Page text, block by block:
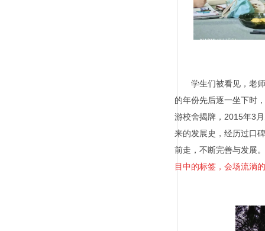
学生们被看见，老
的年份先后逐一坐下时
游校舍揭牌， 2015年3
来的发展史，经历过口
前走，不断完善与发展。
目中的标签，会场流淌